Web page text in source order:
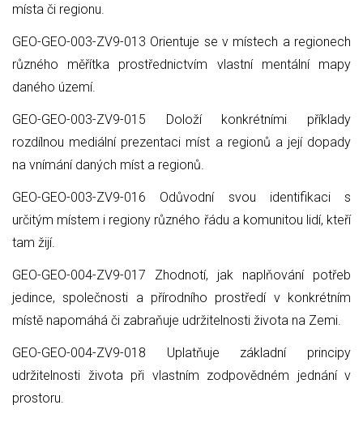
místa či regionu.
GEO-GEO-003-ZV9-013 Orientuje se v místech a regionech
různého měřítka prostřednictvím vlastní mentální mapy
daného území.
GEO-GEO-003-ZV9-015 Doloží konkrétními příklady
rozdílnou mediální prezentaci míst a regionů a její dopady
na vnímání daných míst a regionů.
GEO-GEO-003-ZV9-016 Odůvodní svou identifikaci s
určitým místem i regiony různého řádu a komunitou lidí, kteří
tam žijí.
GEO-GEO-004-ZV9-017 Zhodnotí, jak naplňování potřeb
jedince, společnosti a přírodního prostředí v konkrétním
místě napomáhá či zabraňuje udržitelnosti života na Zemi.
GEO-GEO-004-ZV9-018 Uplatňuje základní principy
udržitelnosti života při vlastním zodpovědném jednání v
prostoru.